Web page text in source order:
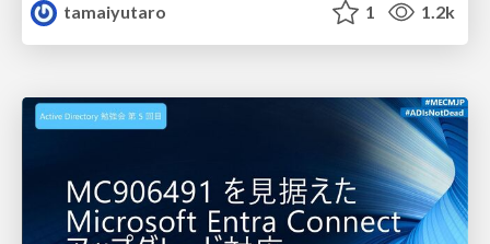
tamaiyutaro
1 1.2k